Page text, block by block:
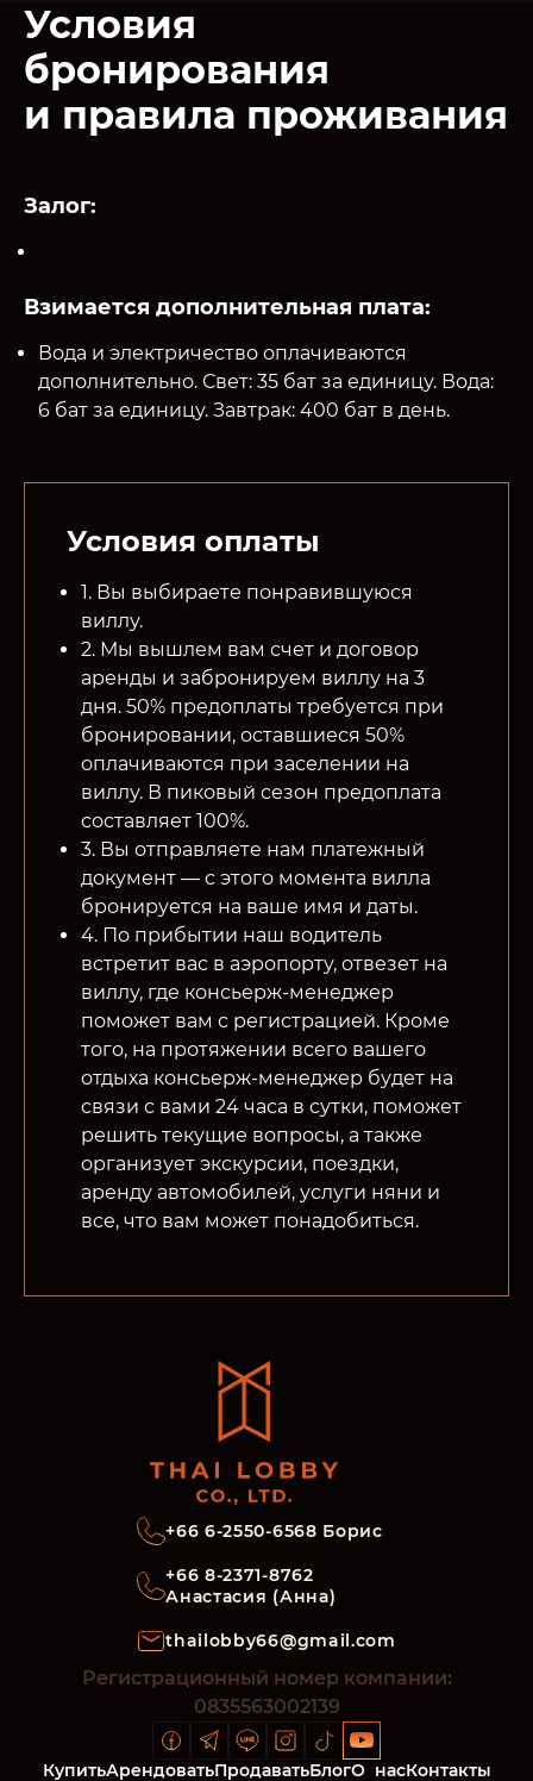
Условия
бронирования
и правила проживания
Залог:
Взимается дополнительная плата:
Вода и электричество оплачиваются
дополнительно. Свет: 35 бат за единицу. Вода:
6 бат за единицу. Завтрак: 400 бат в день.
Условия оплаты
1. Вы выбираете понравившуюся
виллу.
2. Мы вышлем вам счет и договор
аренды и забронируем виллу на 3
дня. 50% предоплаты требуется при
бронировании, оставшиеся 50%
оплачиваются при заселении на
виллу. В пиковый сезон предоплата
составляет 100%.
3. Вы отправляете нам платежный
документ — с этого момента вилла
бронируется на ваше имя и даты.
4. По прибытии наш водитель
встретит вас в аэропорту, отвезет на
виллу, где консьерж-менеджер
поможет вам с регистрацией. Кроме
того, на протяжении всего вашего
отдыха консьерж-менеджер будет на
связи с вами 24 часа в сутки, поможет
решить текущие вопросы, а также
организует экскурсии, поездки,
аренду автомобилей, услуги няни и
все, что вам может понадобиться.
+66 6-2550-6568 Борис
+66 8-2371-8762
Анастасия (Анна)
thailobby66@gmail.com